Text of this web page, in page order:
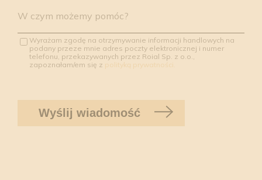
W czym możemy pomóc?
Wyrażam zgodę na otrzymywanie informacji handlowych na
podany przeze mnie adres poczty elektronicznej i numer
telefonu, przekazywanych przez Roial Sp. z o.o.,
zapoznałam/em się z polityką prywatności.